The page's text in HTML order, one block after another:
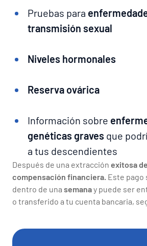
Pruebas para
transmisión sexual
Niveles hormonales
Reserva ovárica
Información sobre
genéticas graves que
a tus descendientes
Después de una extracción exitosa
compensación financiera. Este pago
dentro de una semanay puede ser
o transferido a tu cuenta bancaria,